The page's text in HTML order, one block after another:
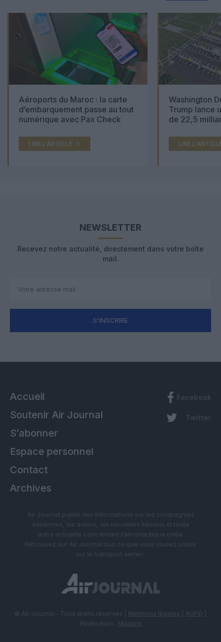
Aéroports du Maroc : la carte
d’embarquement passe au tout
numérique avec Pax Check
LIRE L'ARTICLE
Washington
Trump lance
de 22,5
LIRE
NEWSLETTER
Recevez notre actualité, directement dans votre boîte
mail.
S'INSCRIRE
Accueil
Soutenir Air Journal
S’abonner
Espace personnel
Contact
Archives